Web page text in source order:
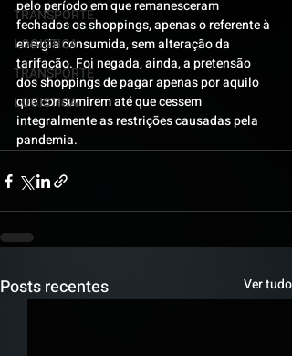
TRANSPORTE
LOGISTICA
TRANSPORTE
LOGISTICA
pelo período em que remanesceram
fechados os shoppings, apenas o referente à
energia consumida, sem alteração da
tarifação. Foi negada, ainda, a pretensão
dos shoppings de pagar apenas por aquilo
que consumirem até que cessem
integralmente as restrições causadas pela
pandemia.
Posts recentes Ver tudo